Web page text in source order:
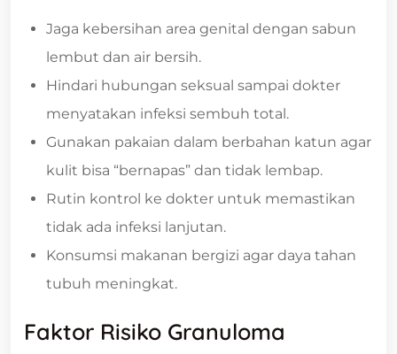
Jaga kebersihan area genital dengan sabun
lembut dan air bersih.
Hindari hubungan seksual sampai dokter
menyatakan infeksi sembuh total.
Gunakan pakaian dalam berbahan katun agar
kulit bisa “bernapas” dan tidak lembap.
Rutin kontrol ke dokter untuk memastikan
tidak ada infeksi lanjutan.
Konsumsi makanan bergizi agar daya tahan
tubuh meningkat.
Faktor Risiko Granuloma